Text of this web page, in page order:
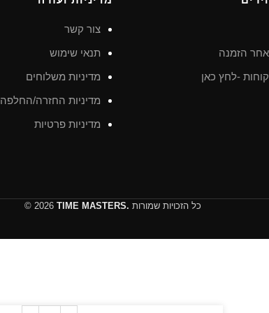
הזמנה
-לחץ כאן
צור קשר
תנאי שימוש
מדיניות משלוחים
מדיניות החזרה/החלפה
מדיניות פרטיות
© 2026 TIME MASTERS. כל הזכויות שמורות